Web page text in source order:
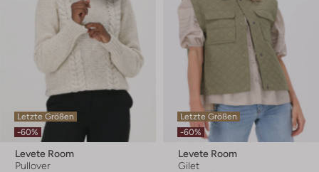
Letzte Größen
-60%
Levete Room
Pullover
Letzte Größen
-60%
Levete Room
Gilet